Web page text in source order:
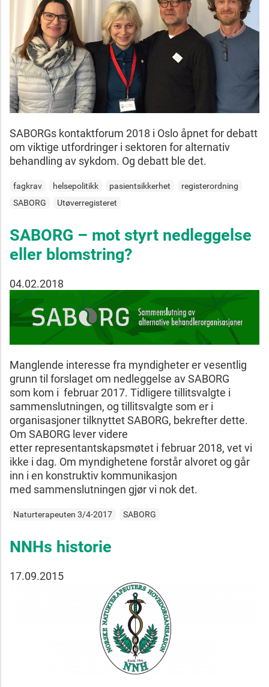
SABORGs kontaktforum 2018 i Oslo åpnet for debatt
om viktige utfordringer i sektoren for alternativ
behandling av sykdom. Og debatt ble det.
fagkrav helsepolitikk pasientsikkerhet
registerordning
SABORG
Utøverregisteret
SABORG – mot styrt nedleggelse
eller blomstring?
04.02.2018
Manglende interesse fra myndigheter er vesentlig
grunn til forslaget om nedleggelse av SABORG
som kom i februar 2017. Tidligere tillitsvalgte i
sammenslutningen, og tillitsvalgte som er i
organisasjoner tilknyttet SABORG, bekrefter dette.
Om SABORG lever videre
etter representantskapsmøtet i februar 2018, vet vi
ikke i dag. Om myndighetene forstår alvoret og går
inn i en konstruktiv kommunikasjon
med sammenslutningen gjør vi nok det.
Naturterapeuten 3/4-2017 SABORG
NNHs historie
17.09.2015